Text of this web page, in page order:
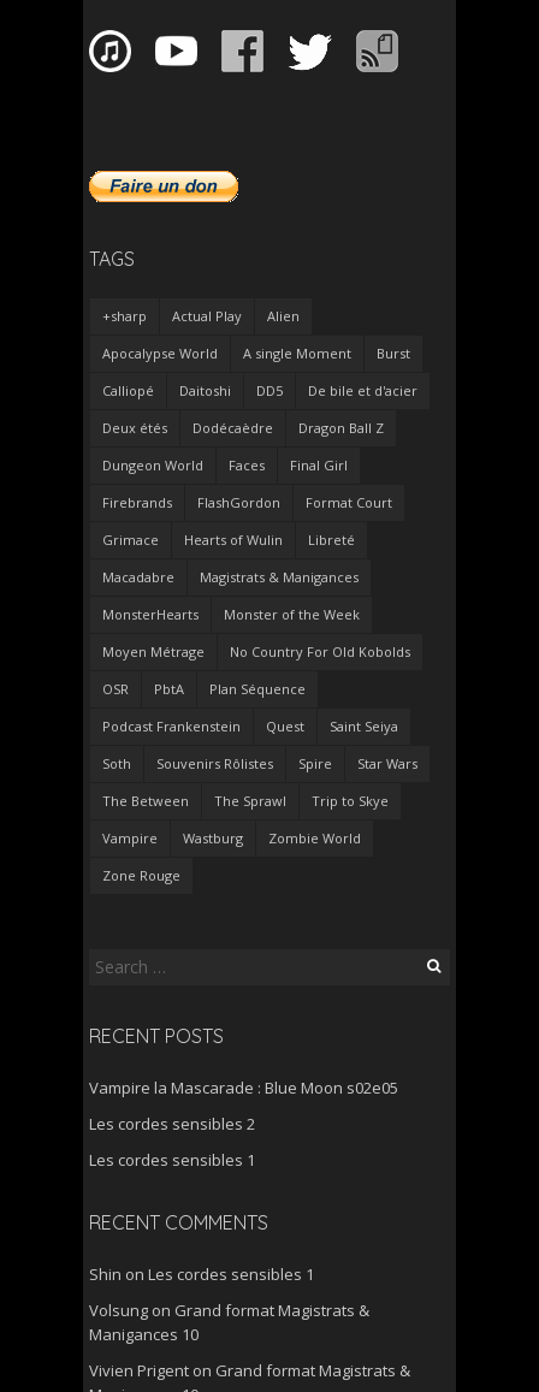
TAGS
+sharp Actual Play Alien
Apocalypse World A single Moment Burst
Calliopé Daitoshi DD5 De bile et d'acier
Deux étés Dodécaèdre Dragon Ball Z
Dungeon World Faces Final Girl
Firebrands FlashGordon Format Court
Grimace Hearts of Wulin Libreté
Macadabre Magistrats & Manigances
MonsterHearts Monster of the Week
Moyen Métrage No Country For Old Kobolds
OSR PbtA Plan Séquence
Podcast Frankenstein Quest Saint Seiya
Soth Souvenirs Rôlistes Spire Star Wars
The Between The Sprawl Trip to Skye
Vampire Wastburg Zombie World
Zone Rouge
Search
RECENT POSTS
Vampire la Mascarade : Blue Moon s02e05
Les cordes sensibles 2
Les cordes sensibles 1
RECENT COMMENTS
Shin on Les cordes sensibles 1
Volsung on Grand format Magistrats &
Manigances 10
Vivien Prigent on Grand format Magistrats &